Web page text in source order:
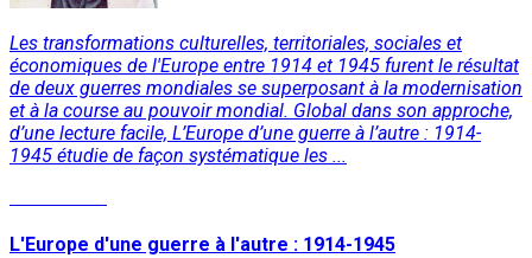
Les transformations culturelles, territoriales, sociales et
économiques de l'Europe entre 1914 et 1945 furent le résultat
de deux guerres mondiales se superposant à la modernisation
et à la course au pouvoir mondial. Global dans son approche,
d’une lecture facile, L’Europe d’une guerre à l’autre : 1914-
1945 étudie de façon systématique les ...
L'Europe d'une guerre à l'autre : 1914-1945